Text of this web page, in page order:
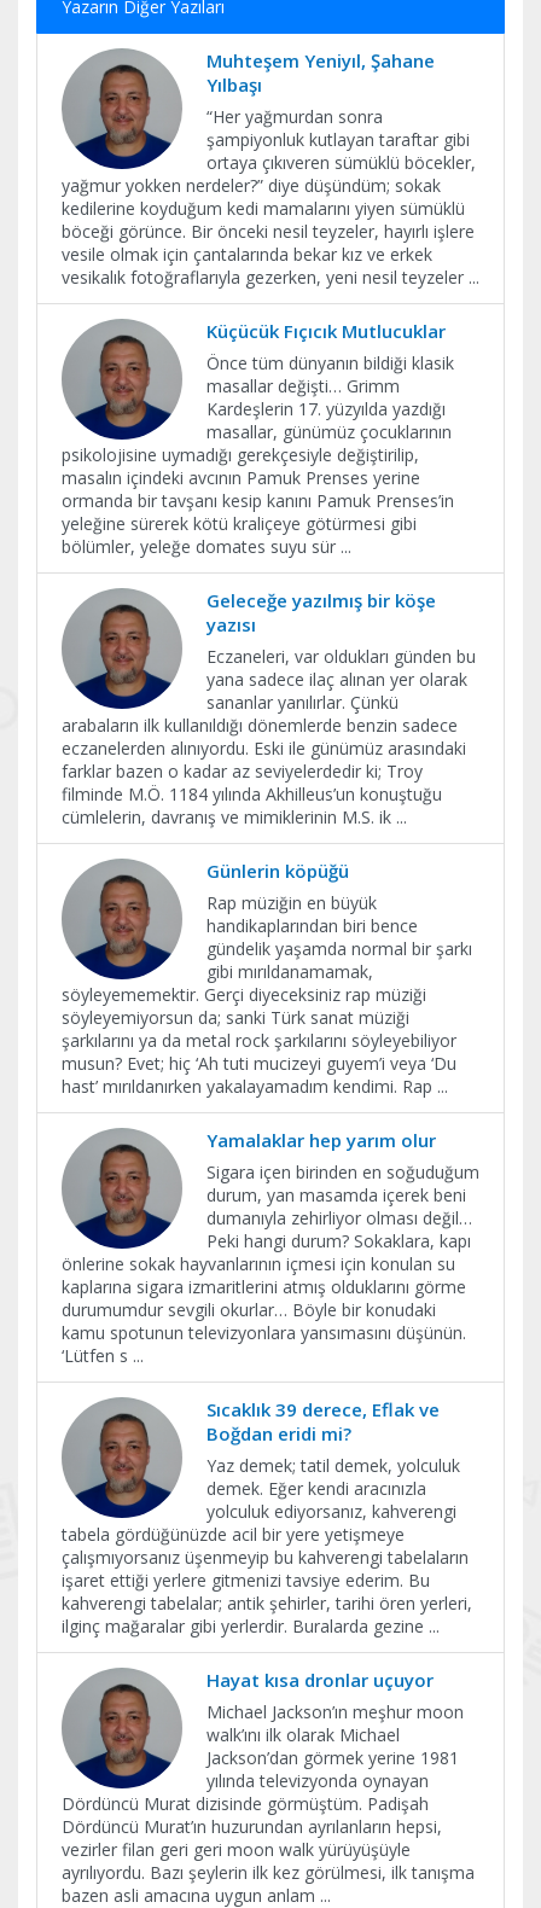
Yazarın Diğer Yazıları
Muhteşem Yeniyıl, Şahane
Yılbaşı
“Her yağmurdan sonra
şampiyonluk kutlayan taraftar gibi
ortaya çıkıveren sümüklü böcekler,
yağmur yokken nerdeler?” diye düşündüm; sokak
kedilerine koyduğum kedi mamalarını yiyen sümüklü
böceği görünce. Bir önceki nesil teyzeler, hayırlı işlere
vesile olmak için çantalarında bekar kız ve erkek
vesikalık fotoğraflarıyla gezerken, yeni nesil teyzeler ...
Küçücük Fıçıcık Mutlucuklar
Önce tüm dünyanın bildiği klasik
masallar değişti… Grimm
Kardeşlerin 17. yüzyılda yazdığı
masallar, günümüz çocuklarının
psikolojisine uymadığı gerekçesiyle değiştirilip,
masalın içindeki avcının Pamuk Prenses yerine
ormanda bir tavşanı kesip kanını Pamuk Prenses’in
yeleğine sürerek kötü kraliçeye götürmesi gibi
bölümler, yeleğe domates suyu sür ...
Geleceğe yazılmış bir köşe
yazısı
Eczaneleri, var oldukları günden bu
yana sadece ilaç alınan yer olarak
sananlar yanılırlar. Çünkü
arabaların ilk kullanıldığı dönemlerde benzin sadece
eczanelerden alınıyordu. Eski ile günümüz arasındaki
farklar bazen o kadar az seviyelerdedir ki; Troy
filminde M.Ö. 1184 yılında Akhilleus’un konuştuğu
cümlelerin, davranış ve mimiklerinin M.S. ik ...
Günlerin köpüğü
Rap müziğin en büyük
handikaplarından biri bence
gündelik yaşamda normal bir şarkı
gibi mırıldanamamak,
söyleyememektir. Gerçi diyeceksiniz rap müziği
söyleyemiyorsun da; sanki Türk sanat müziği
şarkılarını ya da metal rock şarkılarını söyleyebiliyor
musun? Evet; hiç ‘Ah tuti mucizeyi guyem’i veya ‘Du
hast’ mırıldanırken yakalayamadım kendimi. Rap ...
Yamalaklar hep yarım olur
Sigara içen birinden en soğuduğum
durum, yan masamda içerek beni
dumanıyla zehirliyor olması değil…
Peki hangi durum? Sokaklara, kapı
önlerine sokak hayvanlarının içmesi için konulan su
kaplarına sigara izmaritlerini atmış olduklarını görme
durumumdur sevgili okurlar… Böyle bir konudaki
kamu spotunun televizyonlara yansımasını düşünün.
‘Lütfen s ...
Sıcaklık 39 derece, Eflak ve
Boğdan eridi mi?
Yaz demek; tatil demek, yolculuk
demek. Eğer kendi aracınızla
yolculuk ediyorsanız, kahverengi
tabela gördüğünüzde acil bir yere yetişmeye
çalışmıyorsanız üşenmeyip bu kahverengi tabelaların
işaret ettiği yerlere gitmenizi tavsiye ederim. Bu
kahverengi tabelalar; antik şehirler, tarihi ören yerleri,
ilginç mağaralar gibi yerlerdir. Buralarda gezine ...
Hayat kısa dronlar uçuyor
Michael Jackson’ın meşhur moon
walk’ını ilk olarak Michael
Jackson’dan görmek yerine 1981
yılında televizyonda oynayan
Dördüncü Murat dizisinde görmüştüm. Padişah
Dördüncü Murat’ın huzurundan ayrılanların hepsi,
vezirler filan geri geri moon walk yürüyüşüyle
ayrılıyordu. Bazı şeylerin ilk kez görülmesi, ilk tanışma
bazen asli amacına uygun anlam ...